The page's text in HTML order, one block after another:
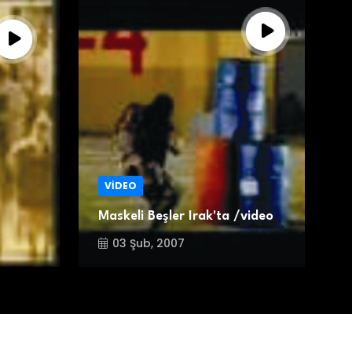
VİDEO
Maskeli Beşler Irak'ta /video
03 Şub, 2007